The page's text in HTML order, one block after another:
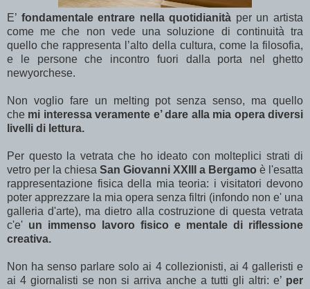
E’ fondamentale entrare nella quotidianità per un artista
come me che non vede una soluzione di continuità tra
quello che rappresenta l’alto della cultura, come la filosofia,
e le persone che incontro fuori dalla porta nel ghetto
newyorchese.
Non voglio fare un melting pot senza senso, ma quello
che mi interessa veramente e’ dare alla mia opera diversi
livelli di lettura.
Per questo la vetrata che ho ideato con molteplici strati di
vetro per la chiesa San Giovanni XXIII a Bergamo è l'esatta
rappresentazione fisica della mia teoria: i visitatori devono
poter apprezzare la mia opera senza filtri (infondo non e' una
galleria d'arte), ma dietro alla costruzione di questa vetrata
c'e' un immenso lavoro fisico e mentale di riflessione
creativa.
Non ha senso parlare solo ai 4 collezionisti, ai 4 galleristi e
ai 4 giornalisti se non si arriva anche a tutti gli altri: e’ per